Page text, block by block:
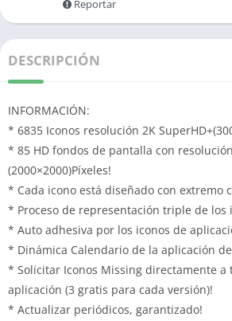
Reportar
DESCRIPCIÓN
INFORMACIÓN:
* 6835 Iconos resolución 2K
* 85 HD fondos de pantalla con
(2000×2000)Píxeles!
* Cada icono está diseñado con extremo
* Proceso de representación triple de los
* Auto adhesiva por los iconos de
* Dinámica Calendario de la aplicación
* Solicitar Iconos Missing directamente a
aplicación (3 gratis para cada versión)!
* Actualizar periódicos, garantizado!